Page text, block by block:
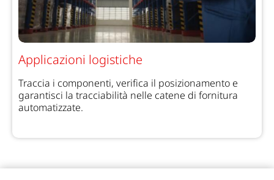
Applicazioni logistiche
Traccia i componenti, verifica il posizionamento e
garantisci la tracciabilità nelle catene di fornitura
automatizzate.